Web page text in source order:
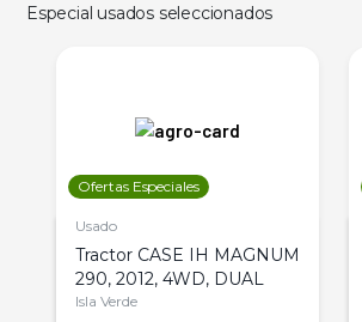
Especial usados seleccionados
Ofertas Especiales
Usado
Tractor CASE IH MAGNUM
290, 2012, 4WD, DUAL
Isla Verde